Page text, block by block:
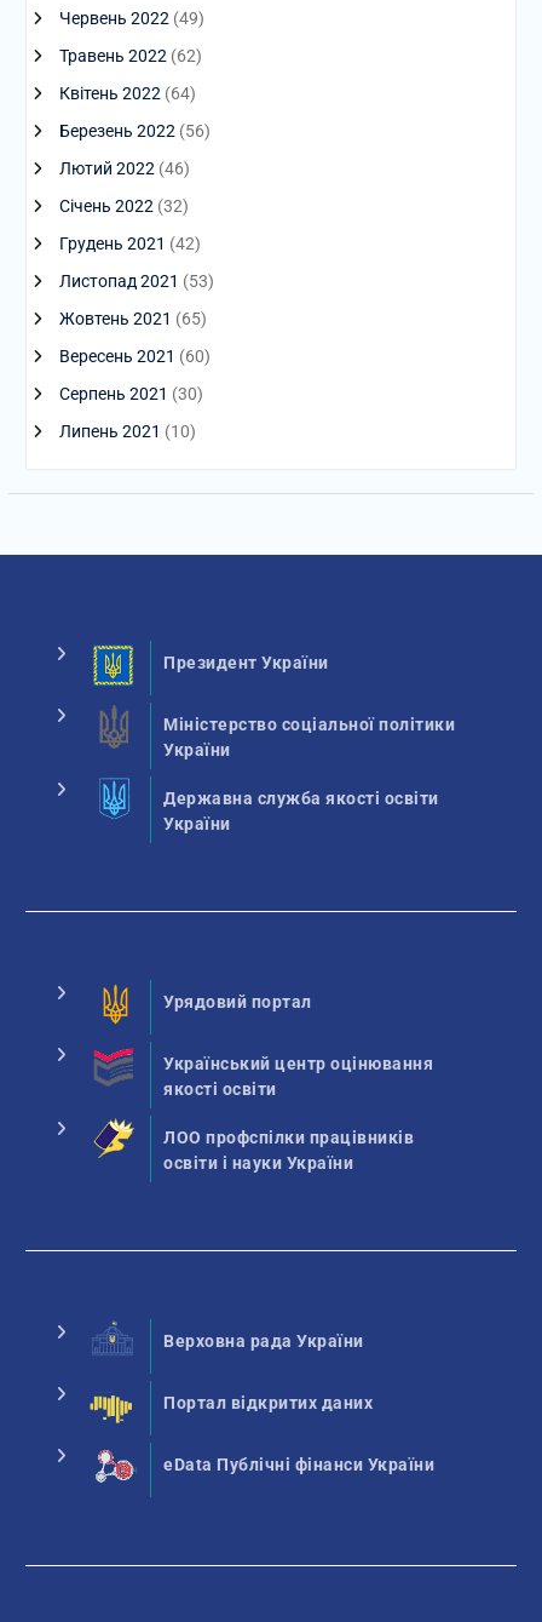
Червень 2022 (49)
Травень 2022 (62)
Квітень 2022 (64)
Березень 2022 (56)
Лютий 2022 (46)
Січень 2022 (32)
Грудень 2021 (42)
Листопад 2021 (53)
Жовтень 2021 (65)
Вересень 2021 (60)
Серпень 2021 (30)
Липень 2021 (10)
Президент України
Міністерство соціальної політики
України
Державна служба якості освіти
України
Урядовий портал
Український центр оцінювання
якості освіти
ЛОО профспілки працівників
освіти і науки України
Верховна рада України
Портал відкритих даних
eData Публічні фінанси України